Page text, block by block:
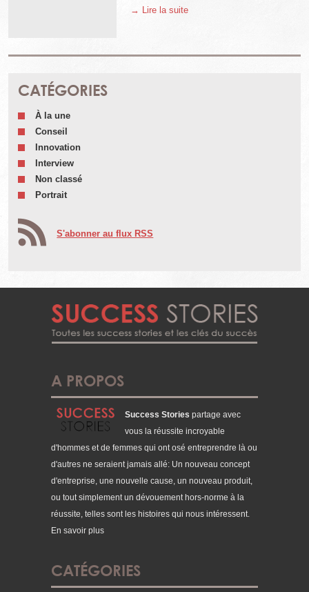
→ Lire la suite
CATÉGORIES
À la une
Conseil
Innovation
Interview
Non classé
Portrait
S'abonner au flux RSS
A PROPOS
Success Stories partage avec
vous la réussite incroyable
d'hommes et de femmes qui ont osé entreprendre là ou
d'autres ne seraient jamais allé: Un nouveau concept
d'entreprise, une nouvelle cause, un nouveau produit,
ou tout simplement un dévouement hors-norme à la
réussite, telles sont les histoires qui nous intéressent.
En savoir plus
CATÉGORIES